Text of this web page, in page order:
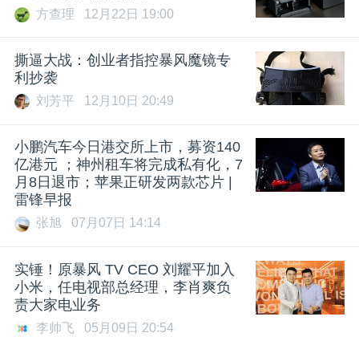
方查理 12月22日 19:00
撕逼大战：创业者指控暴风魔镜专
利抄袭
刘芳平 12月10日 20:49
小鹏汽车今日港交所上市，募资140
亿港元 ；神州租车将完成私有化，7
月8日退市；苹果正研发两款芯片 |
雷锋早报
张旭 07月07日 14:14
实锤！原暴风 TV CEO 刘耀平加入
小米，任电视部总经理，李肖爽负
责大家电业务
李帅飞 05月09日 20:54